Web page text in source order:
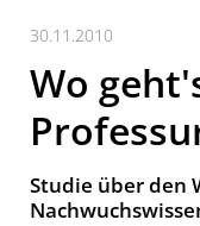
30.11.2010
Wo
Studie über den